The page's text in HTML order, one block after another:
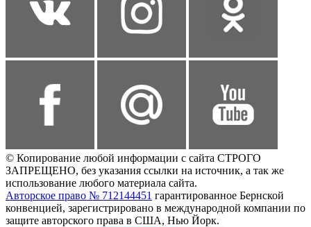
© Копирование любой информации с сайта СТРОГО
ЗАПРЕЩЕНО, без указания ссылки на источник, а так же
использование любого материала сайта.
Авторское право № 712144451 гарантированное Бернской
конвенцией, зарегистрировано в международной компании по
защите авторского права в США, Нью Йорк.